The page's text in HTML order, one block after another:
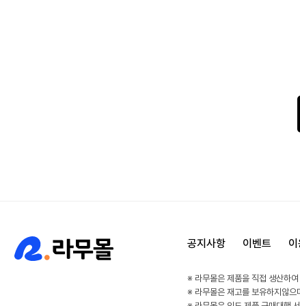
공지사항 이벤트 이
※ 라무몰은 제품을 직접 생산하
※ 라무몰은 재고를 보유하지않으